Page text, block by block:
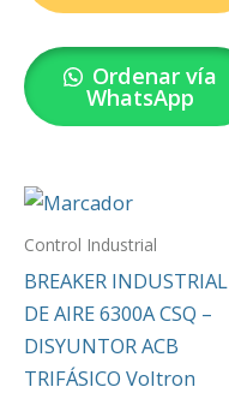
Ordenar vía
WhatsApp
Control Industrial
BREAKER INDUSTRIAL
DE AIRE 6300A CSQ –
DISYUNTOR ACB
TRIFÁSICO Voltron